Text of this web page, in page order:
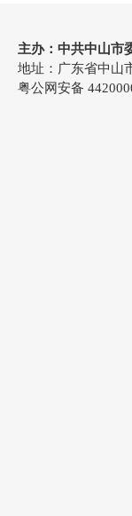
主办：中共中山市
地址：广东省中山
粤公网安备